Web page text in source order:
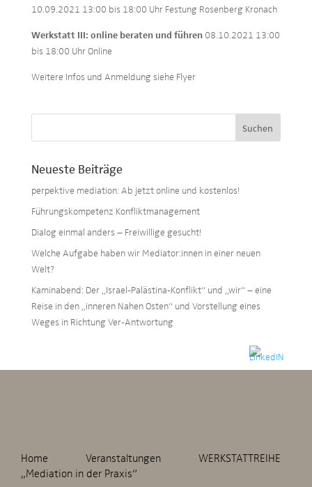
10.09.2021 13:00 bis 18:00 Uhr Festung Rosenberg Kronach
Werkstatt III: online beraten und führen08.10.2021 13:00
bis 18:00 Uhr Online
Weitere Infos und Anmeldung siehe Flyer
Neueste Beiträge
perpektive mediation: Ab jetzt online und kostenlos!
Führungskompetenz Konfliktmanagement
Dialog einmal anders – Freiwillige gesucht!
Welche Aufgabe haben wir Mediator:innen in einer neuen
Welt?
Kaminabend: Der „Israel-Palästina-Konflikt“ und „wir“ – eine
Reise in den „inneren Nahen Osten“ und Vorstellung eines
Weges in Richtung Ver-Antwortung
Home Veranstaltungen
WERKSTATTREIHE
„Mediation in der Praxis“